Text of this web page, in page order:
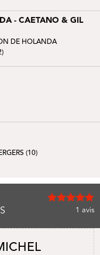
- CAETANO & GIL
DE HOLANDA
(10)
1 avis